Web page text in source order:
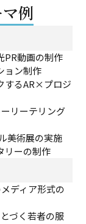
例
PR動画の制作
ョン制作
するAR×プロジ
リーテリング
美術展の実施
リーの制作
ディア形式の
づく若者の服